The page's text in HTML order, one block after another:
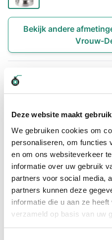
Deze website maakt
We gebruiken cookies om
personaliseren, om functies
en om ons websiteverkeer
informatie over uw gebruik
partners voor social media,
partners kunnen deze
informatie die u aan ze
verzameld op basis van uw
Bekijk andere
Vrouw-
Levertijd wordt berekend...
Professioneel advies
15.000 producten uit
Hoge klantbeoordelingen:
Snel naar
Meer informatie
Meer informatie